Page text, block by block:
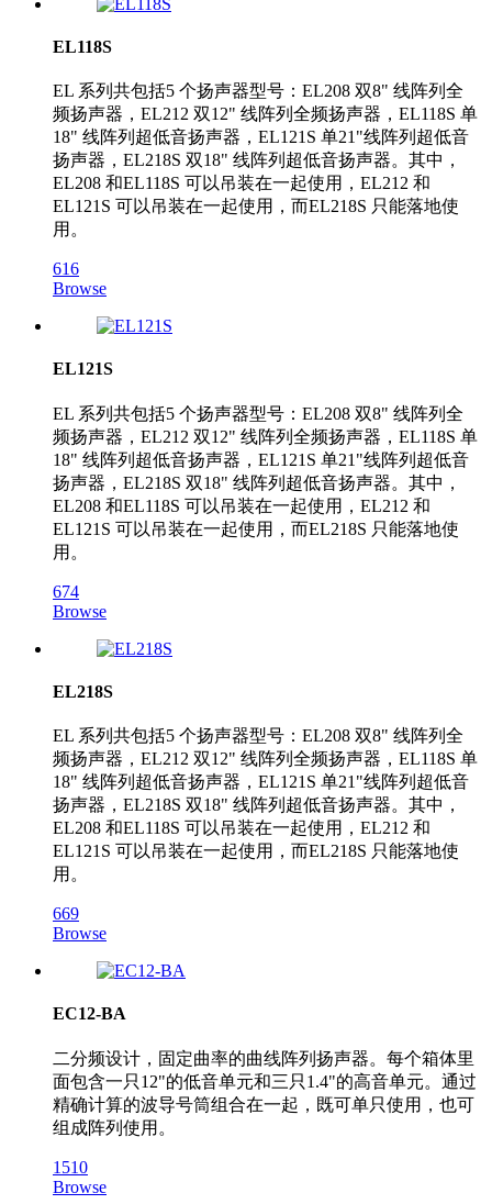
EL118S
EL 系列共包括5 个扬声器型号：EL208 双8" 线阵列全
频扬声器，EL212 双12" 线阵列全频扬声器，EL118S 单
18" 线阵列超低音扬声器，EL121S 单21"线阵列超低音
扬声器，EL218S 双18" 线阵列超低音扬声器。其中，
EL208 和EL118S 可以吊装在一起使用，EL212 和
EL121S 可以吊装在一起使用，而EL218S 只能落地使
用。
616
Browse
EL121S
EL 系列共包括5 个扬声器型号：EL208 双8" 线阵列全
频扬声器，EL212 双12" 线阵列全频扬声器，EL118S 单
18" 线阵列超低音扬声器，EL121S 单21"线阵列超低音
扬声器，EL218S 双18" 线阵列超低音扬声器。其中，
EL208 和EL118S 可以吊装在一起使用，EL212 和
EL121S 可以吊装在一起使用，而EL218S 只能落地使
用。
674
Browse
EL218S
EL 系列共包括5 个扬声器型号：EL208 双8" 线阵列全
频扬声器，EL212 双12" 线阵列全频扬声器，EL118S 单
18" 线阵列超低音扬声器，EL121S 单21"线阵列超低音
扬声器，EL218S 双18" 线阵列超低音扬声器。其中，
EL208 和EL118S 可以吊装在一起使用，EL212 和
EL121S 可以吊装在一起使用，而EL218S 只能落地使
用。
669
Browse
EC12-BA
二分频设计，固定曲率的曲线阵列扬声器。每个箱体里
面包含一只12"的低音单元和三只1.4"的高音单元。通过
精确计算的波导号筒组合在一起，既可单只使用，也可
组成阵列使用。
1510
Browse